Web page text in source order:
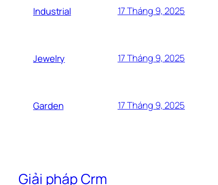
Industrial 17 Tháng 9, 2025
Jewelry 17 Tháng 9, 2025
Garden 17 Tháng 9, 2025
Giải pháp Crm